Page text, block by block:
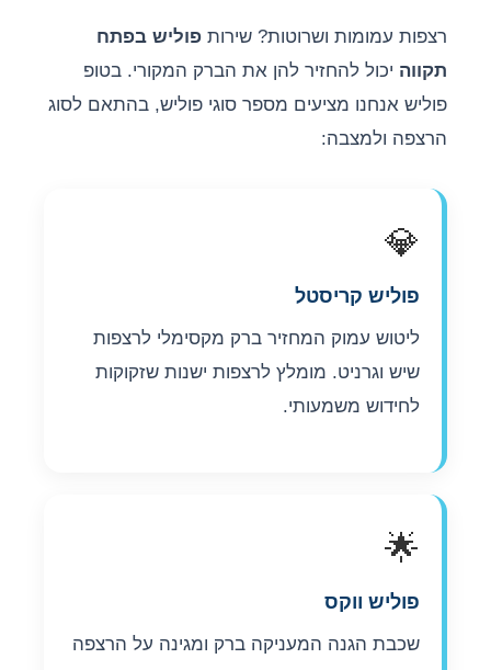
רצפות עמומות ושרוטות? שירות פוליש בפתח
תקווה יכול להחזיר להן את הברק המקורי. בטופ
פוליש אנחנו מציעים מספר סוגי פוליש, בהתאם לסוג
הרצפה ולמצבה:
💎
פוליש קריסטל
ליטוש עמוק המחזיר ברק מקסימלי לרצפות
שיש וגרניט. מומלץ לרצפות ישנות שזקוקות
לחידוש משמעותי.
🌟
פוליש ווקס
שכבת הגנה המעניקה ברק ומגינה על הרצפה